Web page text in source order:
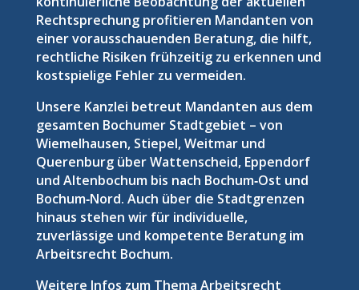
Rechtsprechung profitieren Mandanten von
einer vorausschauenden Beratung, die hilft,
rechtliche Risiken frühzeitig zu erkennen und
kostspielige Fehler zu vermeiden.
Unsere Kanzlei betreut Mandanten aus dem
gesamten Bochumer Stadtgebiet – von
Wiemelhausen, Stiepel, Weitmar und
Querenburg über Wattenscheid, Eppendorf
und Altenbochum bis nach Bochum‑Ost und
Bochum‑Nord. Auch über die Stadtgrenzen
hinaus stehen wir für individuelle,
zuverlässige und kompetente Beratung im
Arbeitsrecht Bochum.
Weitere Infos zum Thema Arbeitsrecht